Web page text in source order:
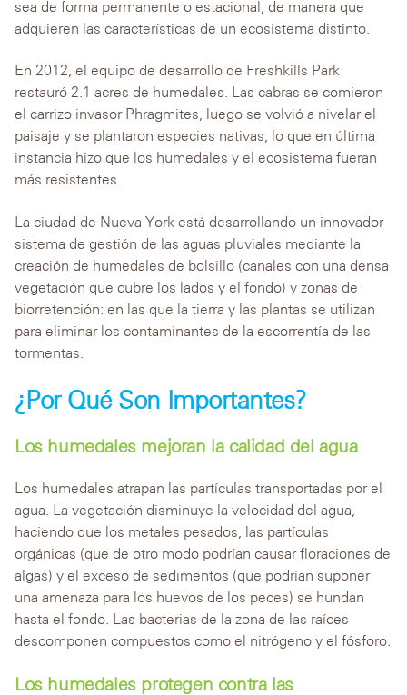
sea de forma permanente o estacional, de manera que
adquieren las características de un ecosistema distinto.
En 2012, el equipo de desarrollo de Freshkills Park
restauró 2.1 acres de humedales. Las cabras se comieron
el carrizo invasor Phragmites, luego se volvió a nivelar el
paisaje y se plantaron especies nativas, lo que en última
instancia hizo que los humedales y el ecosistema fueran
más resistentes.
La ciudad de Nueva York está desarrollando un innovador
sistema de gestión de las aguas pluviales mediante la
creación de humedales de bolsillo (canales con una densa
vegetación que cubre los lados y el fondo) y zonas de
biorretención: en las que la tierra y las plantas se utilizan
para eliminar los contaminantes de la escorrentía de las
tormentas.
¿Por Qué Son Importantes?
Los humedales mejoran la calidad del agua
Los humedales atrapan las partículas transportadas por el
agua. La vegetación disminuye la velocidad del agua,
haciendo que los metales pesados, las partículas
orgánicas (que de otro modo podrían causar floraciones de
algas) y el exceso de sedimentos (que podrían suponer
una amenaza para los huevos de los peces) se hundan
hasta el fondo. Las bacterias de la zona de las raíces
descomponen compuestos como el nitrógeno y el fósforo.
Los humedales protegen contra las